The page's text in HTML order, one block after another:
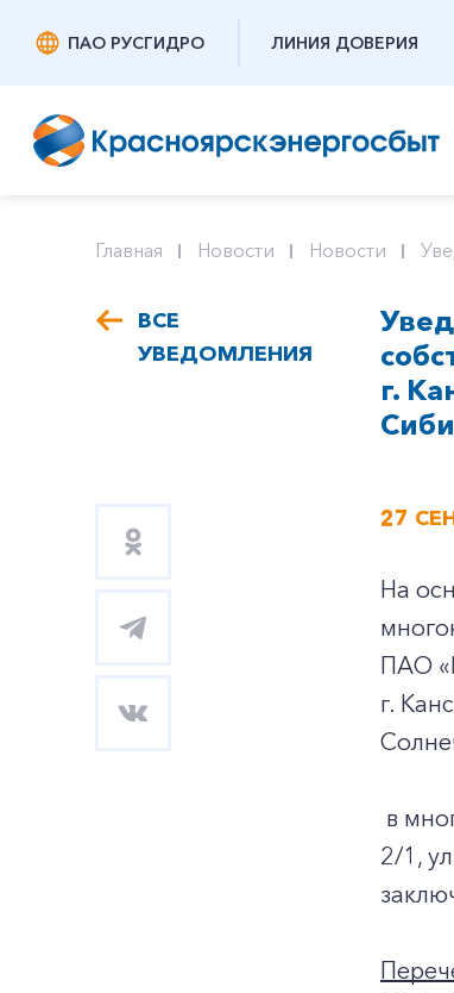
ПАО РУСГИДРО ЛИНИЯ ДОВЕРИЯ
Главная Новости Новости
ВСЕ
УВЕДОМЛЕНИЯ
г.
27
На
ПАО
г.
в
2/1,